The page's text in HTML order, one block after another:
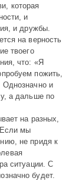
которая
и
и дружбы.
на верность
твоего
что: «Я
пожить,
Однозначно и
а дальше по
на разных,
Если мы
не придя к
ситуации. С
будет.